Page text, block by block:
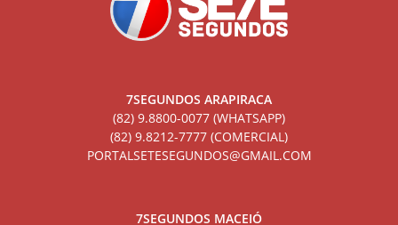
7SEGUNDOS ARAPIRACA
(82) 9.8800-0077 (WHATSAPP)
(82) 9.8212-7777 (COMERCIAL)
PORTALSETESEGUNDOS@GMAIL.COM
7SEGUNDOS MACEIÓ